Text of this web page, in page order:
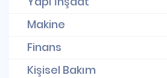
Makine
Finans
Kişisel Bakım